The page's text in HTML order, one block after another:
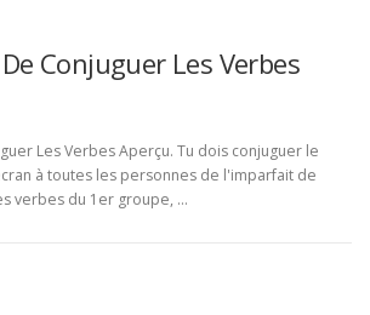
Conjuguer Les Verbes
Les Verbes Aperçu. Tu dois conjuguer le
à toutes les personnes de l'imparfait de
verbes du 1er groupe, …